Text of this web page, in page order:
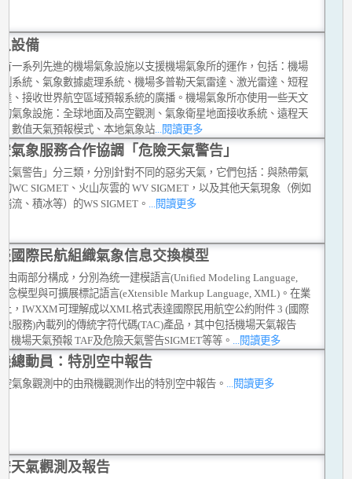
設備
一系列先進的機場氣象設施以支援機場氣象所的運作，包括：機場
系統、氣象數據處理系統、機場多普勒天氣雷達、激光雷達、短程
、接收世界航空區域預報系統的廣播。機場氣象所亦使用一些天文
氣象設施：全球地面及高空觀測、氣象衛星地面接收系統、遠程天
數值天氣預報模式、本地氣象站...閱讀更多
氣象服務合作協調「危險天氣警告」
氣警告」分三類，分別針對不同的惡劣天氣，它們包括：與熱帶氣
WC SIGMET、火山灰雲的 WV SIGMET，以及其他天氣現象（例如
流、積冰等）的WS SIGMET。
...閱讀更多
國際民航組織氣象信息交換模型
由兩部分構成，分別為统一建模語言(Unified Modeling Language,
念模型與可擴展標記語言(eXtensible Markup Language, XML)。在業
，IWXXM可理解成以XML格式表達國際民用航空公約附件 3 (國際
服務)內載列的傳統字符代碼(TAC)產品，其中包括機場天氣報告
機場天氣預報 TAF及危險天氣警告SIGMET等等。 ...閱讀更多
總動員：特別空中報告
氣象觀測中的由飛機觀測作出的特別空中報告。 ...閱讀更多
天氣觀測及報告